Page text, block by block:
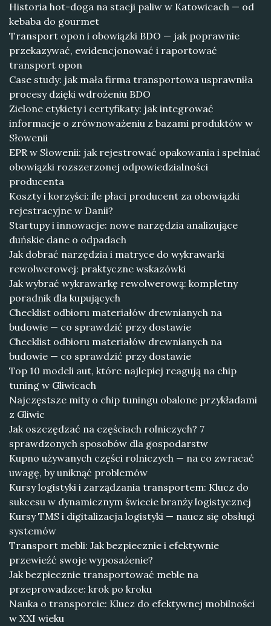
Historia hot-doga na stacji paliw w Katowicach — od
kebaba do gourmet
Transport opon i obowiązki BDO — jak poprawnie
przekazywać, ewidencjonować i raportować
transport opon
Case study: jak mała firma transportowa usprawniła
procesy dzięki wdrożeniu BDO
Zielone etykiety i certyfikaty: jak integrować
informacje o zrównoważeniu z bazami produktów w
Słowenii
EPR w Słowenii: jak rejestrować opakowania i spełniać
obowiązki rozszerzonej odpowiedzialności
producenta
Koszty i korzyści: ile płaci producent za obowiązki
rejestracyjne w Danii?
Startupy i innowacje: nowe narzędzia analizujące
duńskie dane o odpadach
Jak dobrać narzędzia i matryce do wykrawarki
rewolwerowej: praktyczne wskazówki
Jak wybrać wykrawarkę rewolwerową: kompletny
poradnik dla kupujących
Checklist odbioru materiałów drewnianych na
budowie — co sprawdzić przy dostawie
Checklist odbioru materiałów drewnianych na
budowie — co sprawdzić przy dostawie
Top 10 modeli aut, które najlepiej reagują na chip
tuning w Gliwicach
Najczęstsze mity o chip tuningu obalone przykładami
z Gliwic
Jak oszczędzać na częściach rolniczych? 7
sprawdzonych sposobów dla gospodarstw
Kupno używanych części rolniczych — na co zwracać
uwagę, by uniknąć problemów
Kursy logistyki i zarządzania transportem: Klucz do
sukcesu w dynamicznym świecie branży logistycznej
Kursy TMS i digitalizacja logistyki — naucz się obsługi
systemów
Transport mebli: Jak bezpiecznie i efektywnie
przewieźć swoje wyposażenie?
Jak bezpiecznie transportować meble na
przeprowadzce: krok po kroku
Nauka o transporcie: Klucz do efektywnej mobilności
w XXI wieku